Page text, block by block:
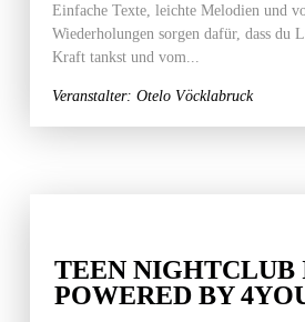
Einfache Texte, leichte Melodien und
Wiederholungen sorgen dafür, dass du
Kraft tankst und vom...
Veranstalter: Otelo Vöcklabruck
TEEN NIGHTCLUB
POWERED BY